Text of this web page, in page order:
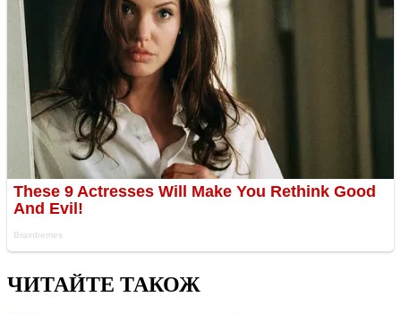
ЧИТАЙТЕ ТАКОЖ